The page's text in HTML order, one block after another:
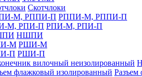
Скотчлоки
РППИ-М, РППИ-П
РПИ-М, РПИ-П
НШПИ
РШИ-М
РШИ-П
Разъем